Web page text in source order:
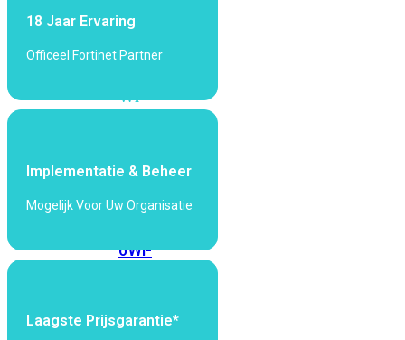
Access
bekijken
Wi-
Wi-
5Wi-
6Wi-
7
18 Jaar Ervaring
Officeel Fortinet Partner
Implementatie & Beheer
Mogelijk Voor Uw Organisatie
Laagste Prijsgarantie*